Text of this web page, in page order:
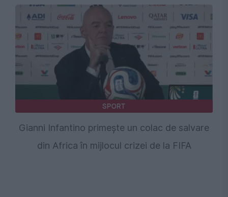
SPORT
Gianni Infantino primește un colac de salvare
din Africa în mijlocul crizei de la FIFA